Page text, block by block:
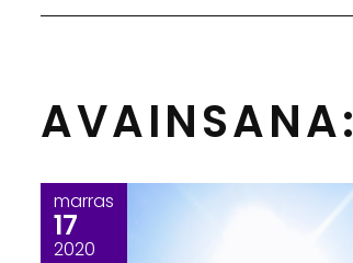
AVAINSANA:
marras
17
2020